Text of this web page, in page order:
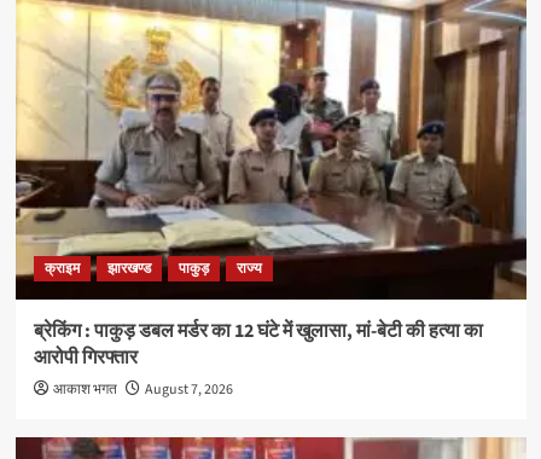
क्राइम झारखण्ड पाकुड़ राज्य
ब्रेकिंग : पाकुड़ डबल मर्डर का 12 घंटे में खुलासा, मां-बेटी की हत्या का
आरोपी गिरफ्तार
आकाश भगत August 7, 2026